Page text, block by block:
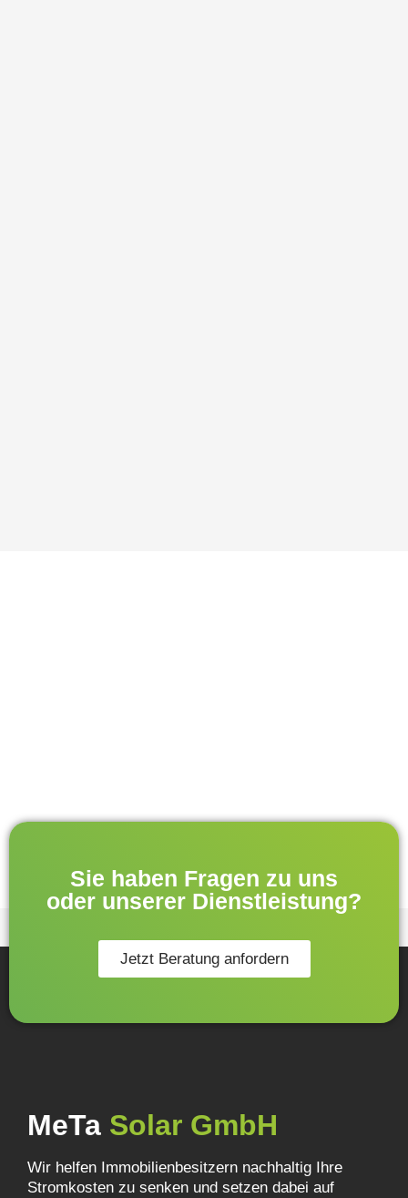
Sie haben Fragen zu uns
oder unserer Dienstleistung?
Jetzt Beratung anfordern
MeTa Solar GmbH
Wir helfen Immobilienbesitzern nachhaltig Ihre
Stromkosten zu senken und setzen dabei auf